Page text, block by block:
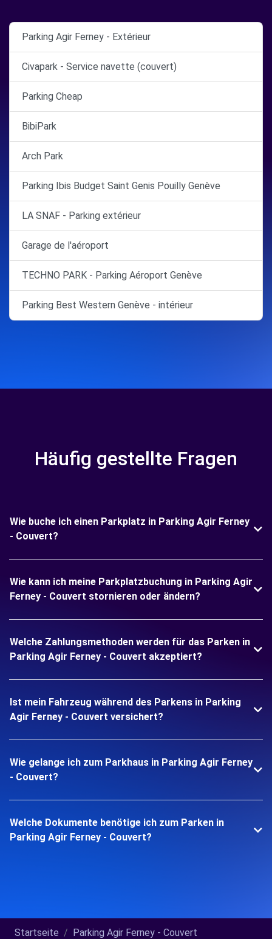
Parking Agir Ferney - Extérieur
Civapark - Service navette (couvert)
Parking Cheap
BibiPark
Arch Park
Parking Ibis Budget Saint Genis Pouilly Genève
LA SNAF - Parking extérieur
Garage de l'aéroport
TECHNO PARK - Parking Aéroport Genève
Parking Best Western Genève - intérieur
Häufig gestellte Fragen
Wie buche ich einen Parkplatz in Parking Agir Ferney
- Couvert?
Wie kann ich meine Parkplatzbuchung in Parking Agir
Ferney - Couvert stornieren oder ändern?
Welche Zahlungsmethoden werden für das Parken in
Parking Agir Ferney - Couvert akzeptiert?
Ist mein Fahrzeug während des Parkens in Parking
Agir Ferney - Couvert versichert?
Wie gelange ich zum Parkhaus in Parking Agir Ferney
- Couvert?
Welche Dokumente benötige ich zum Parken in
Parking Agir Ferney - Couvert?
Startseite Parking Agir Ferney - Couvert